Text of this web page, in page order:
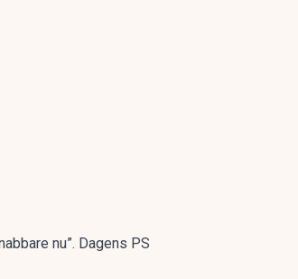
nu”. Dagens PS